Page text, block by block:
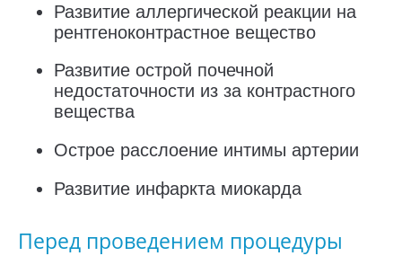
Развитие аллергической реакции на
рентгеноконтрастное вещество
Развитие острой почечной
недостаточности из за контрастного
вещества
Острое расслоение интимы артерии
Развитие инфаркта миокарда
Перед проведением процедуры